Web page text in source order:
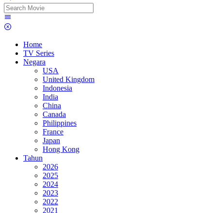
Home
TV Series
Negara
USA
United Kingdom
Indonesia
India
China
Canada
Philippines
France
Japan
Hong Kong
Tahun
2026
2025
2024
2023
2022
2021